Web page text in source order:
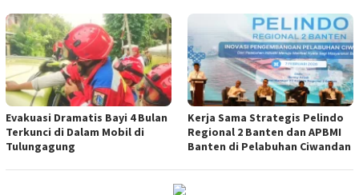
Evakuasi Dramatis Bayi 4 Bulan
Terkunci di Dalam Mobil di
Tulungagung
Kerja Sama Strategis Pelindo
Regional 2 Banten dan APBMI
Banten di Pelabuhan Ciwandan